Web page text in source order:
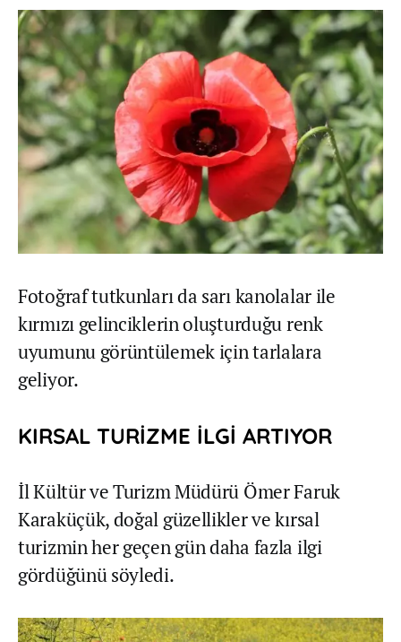
Fotoğraf tutkunları da sarı kanolalar ile
kırmızı gelinciklerin oluşturduğu renk
uyumunu görüntülemek için tarlalara
geliyor.
KIRSAL TURİZME İLGİ ARTIYOR
İl Kültür ve Turizm Müdürü Ömer Faruk
Karaküçük, doğal güzellikler ve kırsal
turizmin her geçen gün daha fazla ilgi
gördüğünü söyledi.